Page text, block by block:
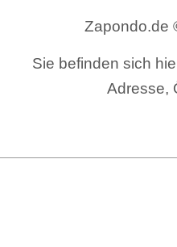
Zapondo.de
Sie befinden sich
Adresse,